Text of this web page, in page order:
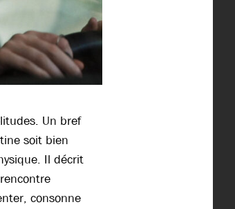
Un bref
soit bien
Il décrit
consonne